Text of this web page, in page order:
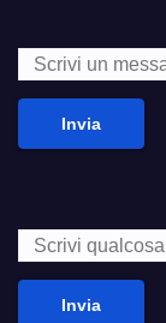
Invia
Invia